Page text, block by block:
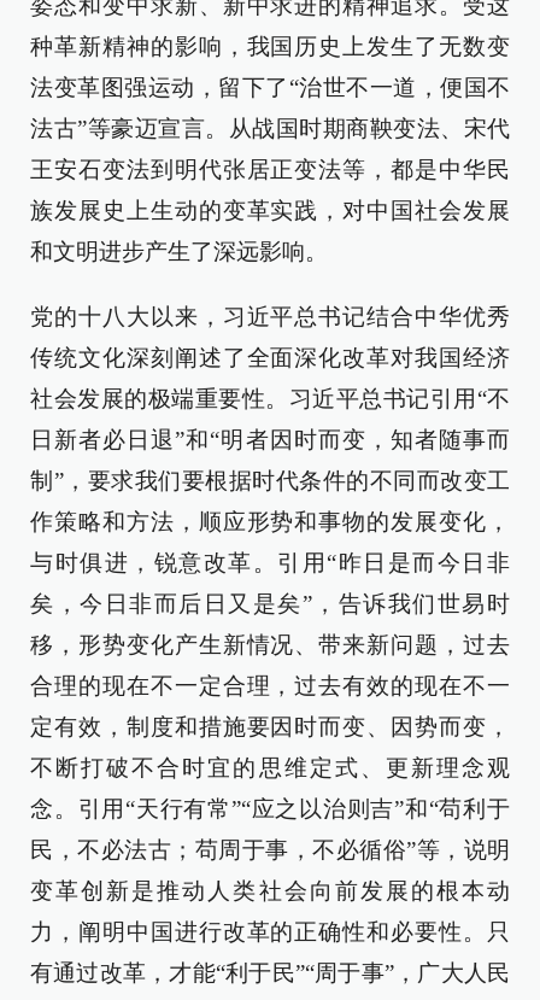
姿态和变中求新、新中求进的精神追求。受这
种革新精神的影响，我国历史上发生了无数变
法变革图强运动，留下了“治世不一道，便国不
法古”等豪迈宣言。从战国时期商鞅变法、宋代
王安石变法到明代张居正变法等，都是中华民
族发展史上生动的变革实践，对中国社会发展
和文明进步产生了深远影响。
党的十八大以来，习近平总书记结合中华优秀
传统文化深刻阐述了全面深化改革对我国经济
社会发展的极端重要性。习近平总书记引用“不
日新者必日退”和“明者因时而变，知者随事而
制”，要求我们要根据时代条件的不同而改变工
作策略和方法，顺应形势和事物的发展变化，
与时俱进，锐意改革。引用“昨日是而今日非
矣，今日非而后日又是矣”，告诉我们世易时
移，形势变化产生新情况、带来新问题，过去
合理的现在不一定合理，过去有效的现在不一
定有效，制度和措施要因时而变、因势而变，
不断打破不合时宜的思维定式、更新理念观
念。引用“天行有常”“应之以治则吉”和“苟利于
民，不必法古；苟周于事，不必循俗”等，说明
变革创新是推动人类社会向前发展的根本动
力，阐明中国进行改革的正确性和必要性。只
有通过改革，才能“利于民”“周于事”，广大人民